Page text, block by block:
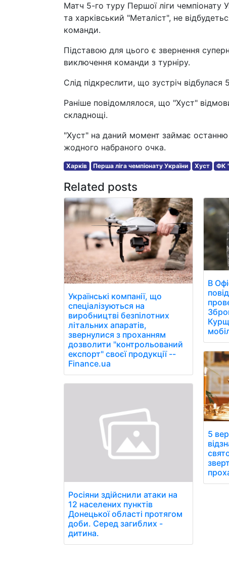
Матч 5-го туру Першої ліги чемпіонату
та харківський "Металіст", не
команди.
Підставою для цього є звернення
виключення команди з турніру.
Слід підкреслити, що зустріч відбулася
Раніше повідомлялося, що "Хуст"
складнощі.
"Хуст" на даний момент займає
жодного набраного очка.
Харків Перша ліга чемпіонату України Хуст ФК
Related posts
Українські компанії, що
спеціалізуються на
виробництві безпілотних
літальних апаратів,
звернулися з проханням
дозволити "контрольований
експорт" своєї продукції --
Finance.ua
Росіяни здійснили атаки на
12 населених пунктів
Донецької області протягом
доби. Серед загиблих -
дитина.
В
5